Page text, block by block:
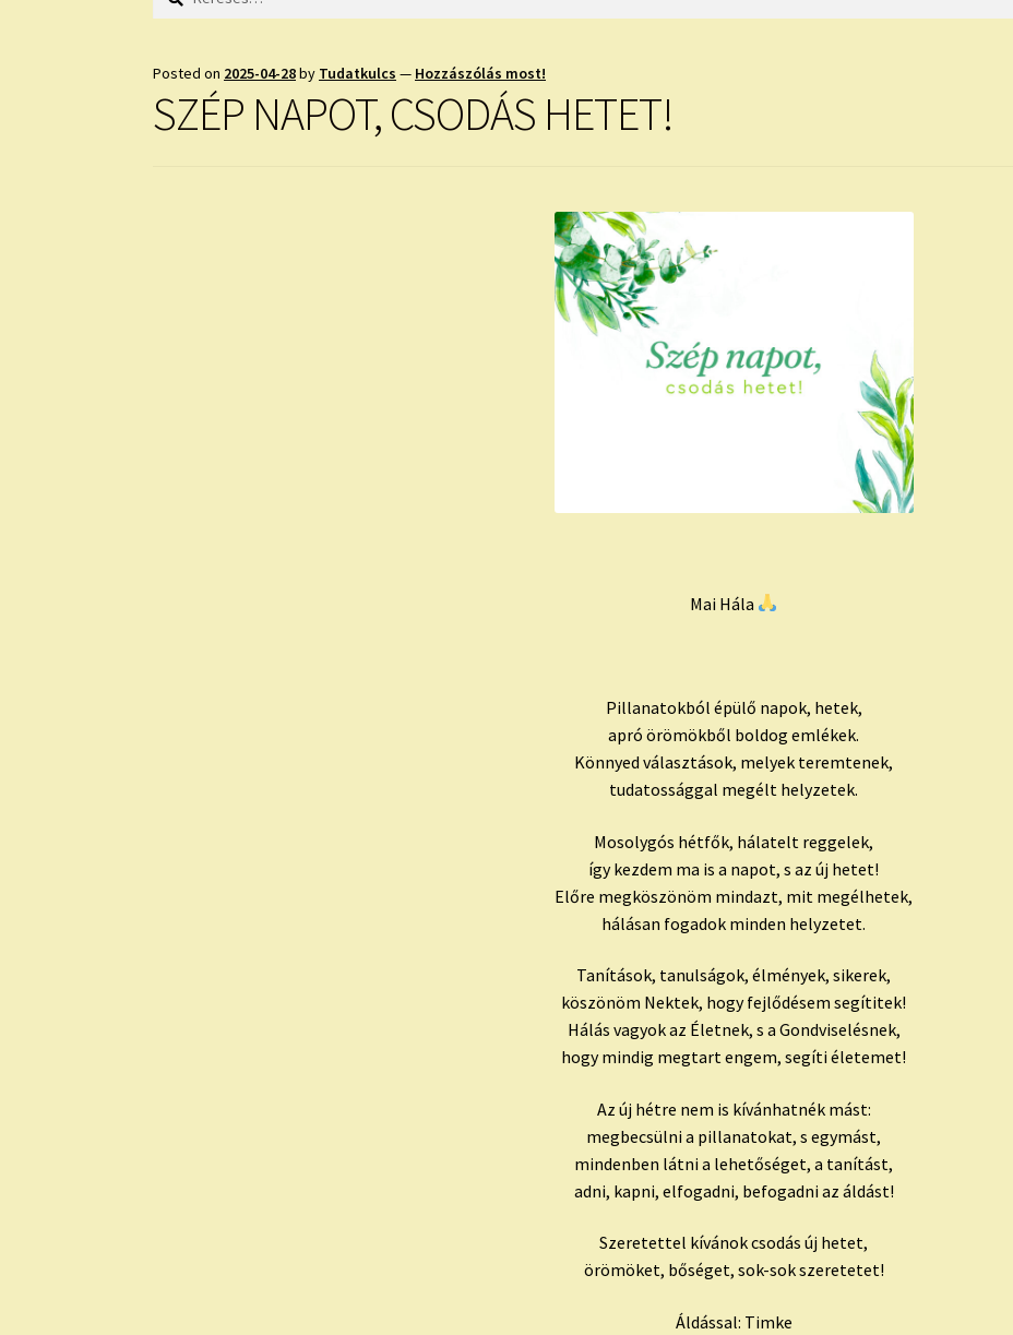
Posted on 2025-04-28by Tudatkulcs — Hozzászólás most!
SZÉP NAPOT, CSODÁS HETET!
Mai Hála
Pillanatokból épülő napok, hetek,
apró örömökből boldog emlékek.
Könnyed választások, melyek teremtenek,
tudatossággal megélt helyzetek.
Mosolygós hétfők, hálatelt reggelek,
így kezdem ma is a napot, s az új hetet!
Előre megköszönöm mindazt, mit megélhetek,
hálásan fogadok minden helyzetet.
Tanítások, tanulságok, élmények, sikerek,
köszönöm Nektek, hogy fejlődésem segítitek!
Hálás vagyok az Életnek, s a Gondviselésnek,
hogy mindig megtart engem, segíti életemet!
Az új hétre nem is kívánhatnék mást:
megbecsülni a pillanatokat, s egymást,
mindenben látni a lehetőséget, a tanítást,
adni, kapni, elfogadni, befogadni az áldást!
Szeretettel kívánok csodás új hetet,
örömöket, bőséget, sok-sok szeretetet!
Áldással: Timke